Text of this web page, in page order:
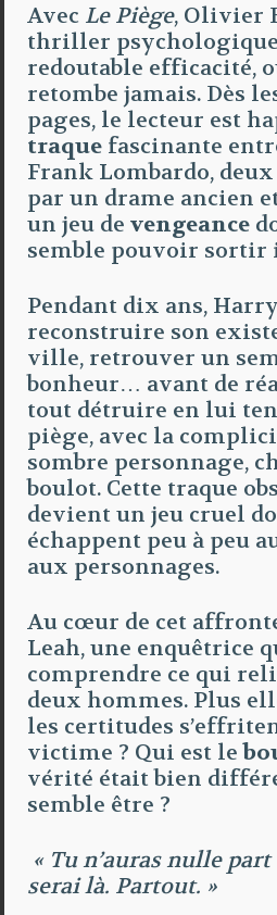
Avec Le Piège, Olivier
thriller psychologique
redoutable efficacité,
retombe jamais. Dès
pages, le lecteur est
traque fascinante
Frank Lombardo,
par un drame ancien
un jeu devengeance
semble pouvoir sortir
Pendant dix ans,
reconstruire son
ville, retrouver un
bonheur… avant de
tout détruire en lui
piège, avec la
sombre personnage,
boulot. Cette traque
devient un jeu cruel
échappent peu à peu
aux personnages.
Au cœur de cet
Leah, une enquêtrice
comprendre ce qui
deux hommes. Plus
les certitudes
victime ? Qui est le
vérité était bien
semble être ?
« Tu n’auras nulle part
serai là. Partout. »